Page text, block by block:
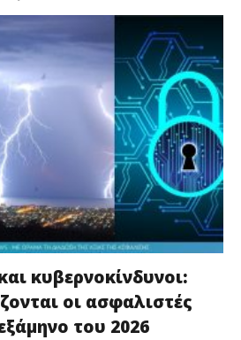
κυβερνοκίνδυνοι:
οι ασφαλιστές
του 2026